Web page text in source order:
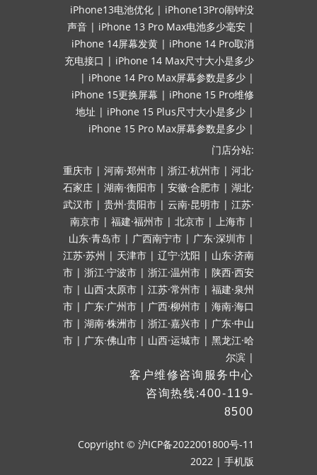
iPhone13电池优化 | iPhone13Pro闹钟没
声音 | iPhone 13 Pro Max电池多少毫安 |
iPhone 14屏幕发黄 | iPhone 14 Pro取消
充电接口 | iPhone 14 Max尺寸大小是多少
| iPhone 14 Pro Max屏幕参数是多少 |
iPhone 15更换屏幕 | iPhone 15 Pro维修
地址 | iPhone 15 Plus尺寸大小是多少 |
iPhone 15 Pro Max屏幕参数是多少 |
门店分站:
重庆市 | 河南·郑州市 | 浙江·杭州市 | 河北·
石家庄 | 湖南·衡阳市 | 安徽·合肥市 | 湖北·
武汉市 | 贵州·贵阳市 | 云南·昆明市 | 江苏·
南京市 | 福建·福州市 | 北京市 | 上海市 |
山东·青岛市 | 广西南宁市 | 广东·深圳市 |
江苏·苏州 | 天津市 | 辽宁·沈阳 | 山东·济南
市 | 浙江·宁波市 | 浙江·温州市 | 陕西·西安
市 | 山西·太原市 | 江苏·常州市 | 福建·泉州
市 | 广东·广州市 | 广西·柳州市 | 海南·海口
市 | 湖南·株洲市 | 浙江·嘉兴市 | 广东·中山
市 | 广东·佛山市 | 山西·运城市 | 黑龙江·哈
尔滨 |
客户维修咨询服务中心
咨询热线:400-119-
8500
Copyright © 沪ICP备2022001800号-11
2022 | 手机版